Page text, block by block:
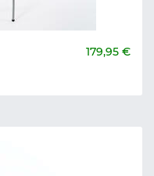
179,95 €